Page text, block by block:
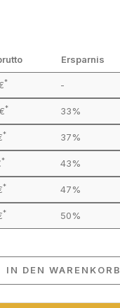
Ersparnis
* -
* 33%
* 37%
* 43%
* 47%
* 50%
IN DEN WARENKORB